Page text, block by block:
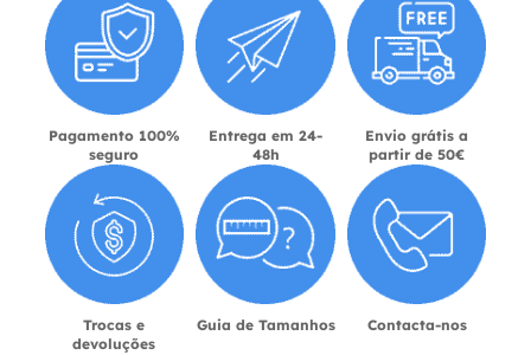
Pagamento 100%
seguro
Entrega em 24-
48h
Envio grátis a
partir de 50€
Trocas e
devoluções
Guia de Tamanhos Contacta-nos